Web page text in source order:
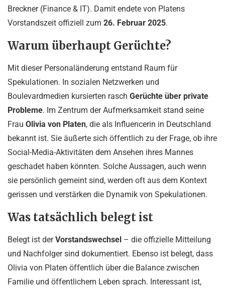
Breckner (Finance & IT). Damit endete von Platens
Vorstandszeit offiziell zum 26. Februar 2025.
Warum überhaupt Gerüchte?
Mit dieser Personaländerung entstand Raum für
Spekulationen. In sozialen Netzwerken und
Boulevardmedien kursierten rasch Gerüchte über private
Probleme. Im Zentrum der Aufmerksamkeit stand seine
Frau Olivia von Platen, die als Influencerin in Deutschland
bekannt ist. Sie äußerte sich öffentlich zu der Frage, ob ihre
Social-Media-Aktivitäten dem Ansehen ihres Mannes
geschadet haben könnten. Solche Aussagen, auch wenn
sie persönlich gemeint sind, werden oft aus dem Kontext
gerissen und verstärken die Dynamik von Spekulationen.
Was tatsächlich belegt ist
Belegt ist derVorstandswechsel – die offizielle Mitteilung
und Nachfolger sind dokumentiert. Ebenso ist belegt, dass
Olivia von Platen öffentlich über die Balance zwischen
Familie und öffentlichem Leben sprach. Interessant ist,